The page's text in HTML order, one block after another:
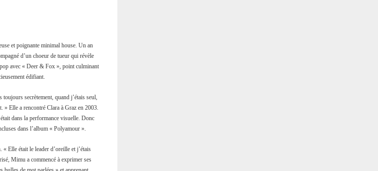
et poignante minimal house. Un an
d’un choeur de tueur qui révèle
avec « Deer & Fox », point culminant
édifiant.
secrètement, quand j’étais seul,
» Elle a rencontré Clara à Graz en 2003.
dans la performance visuelle. Donc
dans l’album « Polyamour ».
Elle était le leader d’oreille et j’étais
Mimu a commencé à exprimer ses